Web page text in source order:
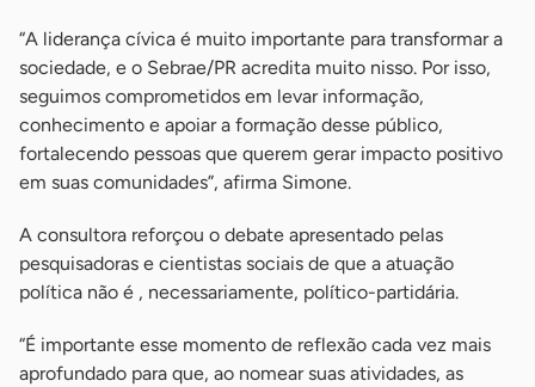
“A liderança cívica é muito importante para transformar a
sociedade, e o Sebrae/PR acredita muito nisso. Por isso,
seguimos comprometidos em levar informação,
conhecimento e apoiar a formação desse público,
fortalecendo pessoas que querem gerar impacto positivo
em suas comunidades”, afirma Simone.
A consultora reforçou o debate apresentado pelas
pesquisadoras e cientistas sociais de que a atuação
política não é , necessariamente, político-partidária.
“É importante esse momento de reflexão cada vez mais
aprofundado para que, ao nomear suas atividades, as